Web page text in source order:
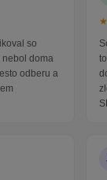
so
nebol doma
odberu a